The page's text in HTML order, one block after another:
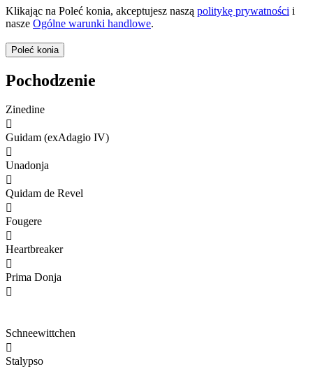
Klikając na Poleć konia, akceptujesz naszą politykę prywatności i
nasze Ogólne warunki handlowe.
Pochodzenie
Zinedine

Guidam (exAdagio IV)

Unadonja

Quidam de Revel

Fougere

Heartbreaker

Prima Donja

Schneewittchen

Stalypso